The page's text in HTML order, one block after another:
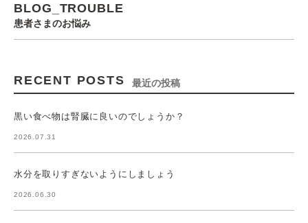
BLOG_TROUBLE
患者さまのお悩み
RECENT POSTS 最近の投稿
黒い食べ物は腎臓に良いのでしょうか？
2026.07.31
水分を取りすぎないようにしましょう
2026.06.30